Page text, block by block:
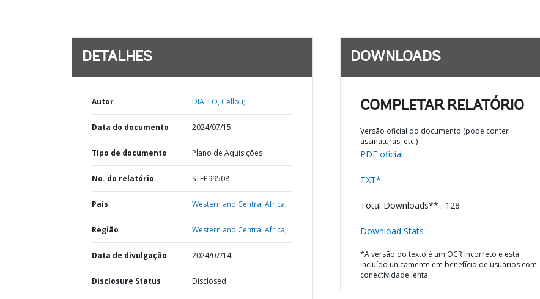
DETALHES
Autor DIALLO, Cellou;
Data do documento 2024/07/15
TIpo de documento Plano de Aquisições
No. do relatório STEP99508
País Western and Central Africa,
Região Western and Central Africa,
Data de divulgação 2024/07/14
Disclosure Status Disclosed
DOWNLOADS
COMPLETAR RELATÓRIO
Versão oficial do documento (pode conter
assinaturas, etc.)
PDF oficial
TXT*
Total Downloads** : 128
Download Stats
*A versão do texto é um OCR incorreto e está
incluído unicamente em benefício de usuários com
conectividade lenta.